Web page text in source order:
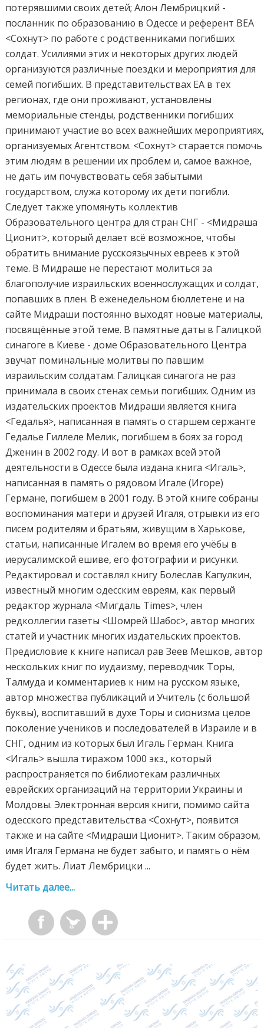
потерявшими своих детей; Алон Лембрицкий -
посланник по образованию в Одессе и референт ВЕА
<Сохнут> по работе с родственниками погибших
солдат. Усилиями этих и некоторых других людей
организуются различные поездки и мероприятия для
семей погибших. В представительствах ЕА в тех
регионах, где они проживают, установлены
мемориальные стенды, родственники погибших
принимают участие во всех важнейших мероприятиях,
организуемых Агентством. <Сохнут> старается помочь
этим людям в решении их проблем и, самое важное,
не дать им почувствовать себя забытыми
государством, служа которому их дети погибли.
Следует также упомянуть коллектив
Образовательного центра для стран СНГ - <Мидраша
Ционит>, который делает всё возможное, чтобы
обратить внимание русскоязычных евреев к этой
теме. В Мидраше не перестают молиться за
благополучие израильских военнослужащих и солдат,
попавших в плен. В еженедельном бюллетене и на
сайте Мидраши постоянно выходят новые материалы,
посвящённые этой теме. В памятные даты в Галицкой
синагоге в Киеве - доме Образовательного Центра
звучат поминальные молитвы по павшим
израильским солдатам. Галицкая синагога не раз
принимала в своих стенах семьи погибших. Одним из
издательских проектов Мидраши является книга
<Гедалья>, написанная в память о старшем сержанте
Гедалье Гиллеле Мелик, погибшем в боях за город
Дженин в 2002 году. И вот в рамках всей этой
деятельности в Одессе была издана книга <Игаль>,
написанная в память о рядовом Игале (Игоре)
Германе, погибшем в 2001 году. В этой книге собраны
воспоминания матери и друзей Игаля, отрывки из его
писем родителям и братьям, живущим в Харькове,
статьи, написанные Игалем во время его учёбы в
иерусалимской ешиве, его фотографии и рисунки.
Редактировал и составлял книгу Болеслав Капулкин,
известный многим одесским евреям, как первый
редактор журнала <Мигдаль Times>, член
редколлегии газеты <Шомрей Шабос>, автор многих
статей и участник многих издательских проектов.
Предисловие к книге написал рав Зеев Мешков, автор
нескольких книг по иудаизму, переводчик Торы,
Талмуда и комментариев к ним на русском языке,
автор множества публикаций и Учитель (с большой
буквы), воспитавший в духе Торы и сионизма целое
поколение учеников и последователей в Израиле и в
СНГ, одним из которых был Игаль Герман. Книга
<Игаль> вышла тиражом 1000 экз., который
распространяется по библиотекам различных
еврейских организаций на территории Украины и
Молдовы. Электронная версия книги, помимо сайта
одесского представительства <Сохнут>, появится
также и на сайте <Мидраши Ционит>. Таким образом,
имя Игаля Германа не будет забыто, и память о нём
будет жить. Лиат Лембрицки ...
Читать далее...